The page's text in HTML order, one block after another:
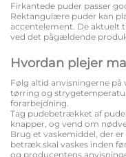
Firkantede puder passer
Rektangulære puder kan
accentelement. De aktuelt
ved det pågældende
Hvordan plejer
Følg altid anvisningerne på
tørring og
forarbejdning.
Tag pudebetrækket af
knapper, og vend om
Brug et vaskemiddel, der
betræk skal vaskes inden
og producentens